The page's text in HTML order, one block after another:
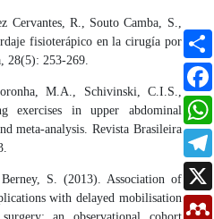
Cervantes, R., Souto Camba, S.,
fisioterápico en la cirugía por
28(5): 253-269.
M.A., Schivinski, C.I.S.,
exercises in upper abdominal
meta-analysis. Revista Brasileira
S. (2013). Association of
with delayed mobilisation